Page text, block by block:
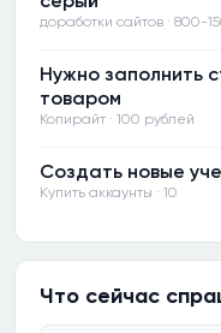
доработки сайтов · 800-
Нужно заполнить
товаром
Копирайт · 100 рублей
Создать новые
Купить аккаунты · 10
Что сейчас